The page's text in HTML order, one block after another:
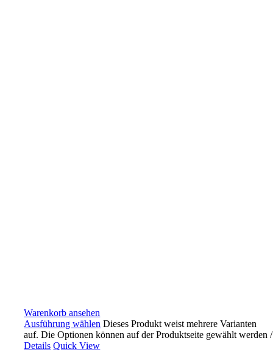
Warenkorb ansehen
Ausführung wählen Dieses Produkt weist mehrere Varianten
auf. Die Optionen können auf der Produktseite gewählt werden/
Details Quick View